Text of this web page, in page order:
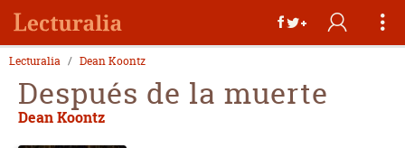
Lecturalia Dean Koontz
Después de la muerte
Dean Koontz